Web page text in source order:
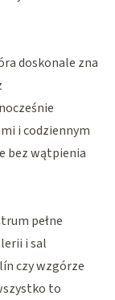
doskonale zna
i codziennym
bez wątpienia
pełne
i sal
czy wzgórze
to